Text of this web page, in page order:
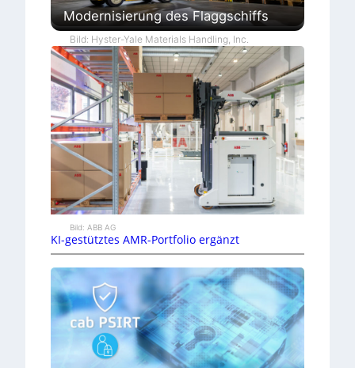
Modernisierung des Flaggschiffs
Bild: Hyster-Yale Materials Handling, Inc.
Bild: ABB AG
KI-gestütztes AMR-Portfolio ergänzt